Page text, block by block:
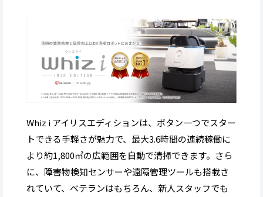
Whiz i アイリスエディションは、ボタン一つでスター
トできる手軽さが魅力で、最大3.6時間の連続稼働に
より約1,800㎡の広範囲を自動で清掃できます。さら
に、障害物検知センサーや遠隔管理ツールも搭載さ
れていて、ベテランはもちろん、新人スタッフでも